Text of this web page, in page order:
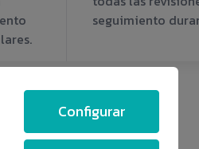
seguimiento
Configurar